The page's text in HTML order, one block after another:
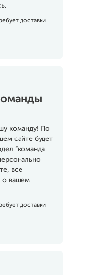
доставки
команду! По
сайте будет
“команда
все
о вашем
доставки